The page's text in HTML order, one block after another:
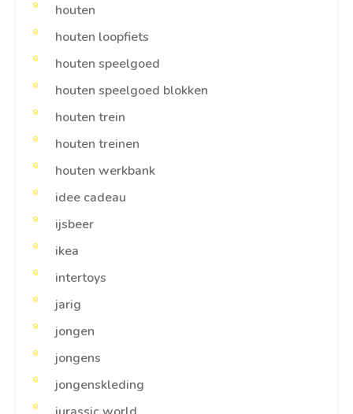
houten
houten loopfiets
houten speelgoed
houten speelgoed blokken
houten trein
houten treinen
houten werkbank
idee cadeau
ijsbeer
ikea
intertoys
jarig
jongen
jongens
jongenskleding